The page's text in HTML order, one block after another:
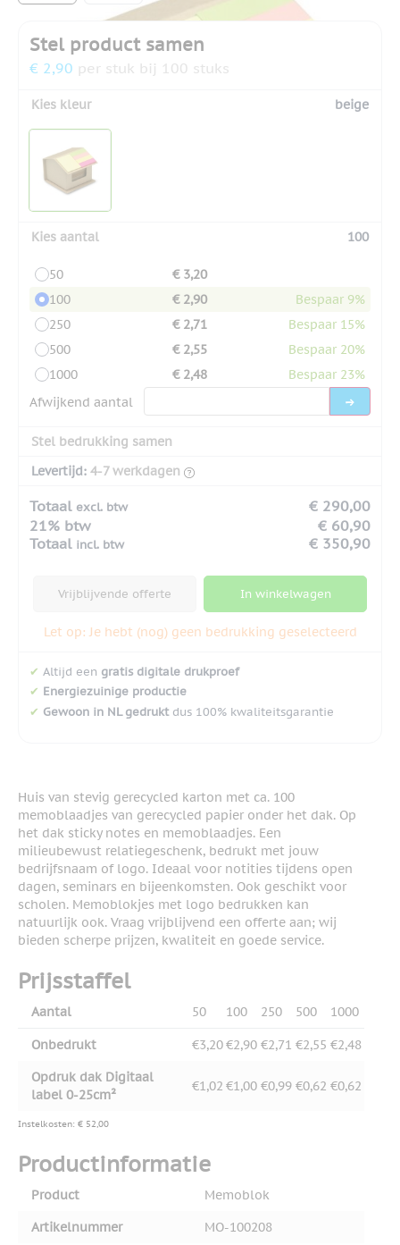
Stel product samen
€ 2,90 per stuk bij 100 stuks
Kies kleur beige
Kies aantal 100
50
€ 3,20
100
€ 2,90
Bespaar 9%
250
€ 2,71
Bespaar 15%
500
€ 2,55
Bespaar 20%
1000
€ 2,48
Bespaar 23%
Afwijkend aantal
Stel bedrukking samen
Levertijd: 4-7 werkdagen
Totaal excl. btw
€ 290,00
21% btw
€ 60,90
Totaal incl. btw € 350,90
Vrijblijvende offerte In winkelwagen
Let op: Je hebt (nog) geen bedrukking geselecteerd
✔ Altijd een gratis digitale drukproef
✔ Energiezuinige productie
✔ Gewoon in NL gedruktdus 100% kwaliteitsgarantie
Huis van stevig gerecycled karton met ca. 100
memoblaadjes van gerecycled papier onder het dak. Op
het dak sticky notes en memoblaadjes. Een
milieubewust relatiegeschenk, bedrukt met jouw
bedrijfsnaam of logo. Ideaal voor notities tijdens open
dagen, seminars en bijeenkomsten. Ook geschikt voor
scholen. Memoblokjes met logo bedrukken kan
natuurlijk ook. Vraag vrijblijvend een offerte aan; wij
bieden scherpe prijzen, kwaliteit en goede service.
Prijsstaffel
Aantal 50 100 250 500 1000
Onbedrukt €3,20€2,90 €2,71 €2,55 €2,48
Opdruk dak Digitaal
label 0-25cm²
€1,02 €1,00 €0,99 €0,62 €0,62
Instelkosten: € 52,00
Productinformatie
Product
Memoblok
Artikelnummer
MO-100208